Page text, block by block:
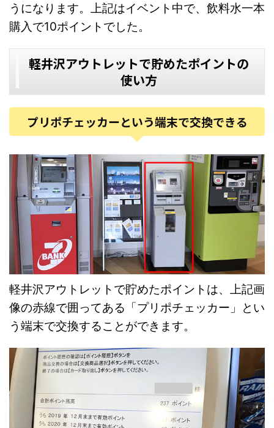
うになります。上記はイベント中で、飲料水一本
購入で10ポイントでした。
軽井沢アウトレットで貯めたポイントの
使い方
プリポチェッカーという端末で交換できる
軽井沢アウトレットで貯めたポイントは、上記画
像の赤線で囲ってある「プリポチェッカー」とい
う端末で交換することができます。